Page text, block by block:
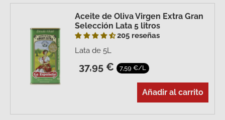
Aceite de Oliva Virgen Extra Gran
Selección Lata 5 litros
205 reseñas
Lata de 5L
37,95 € 7,59 €/L
Añadir al carrito